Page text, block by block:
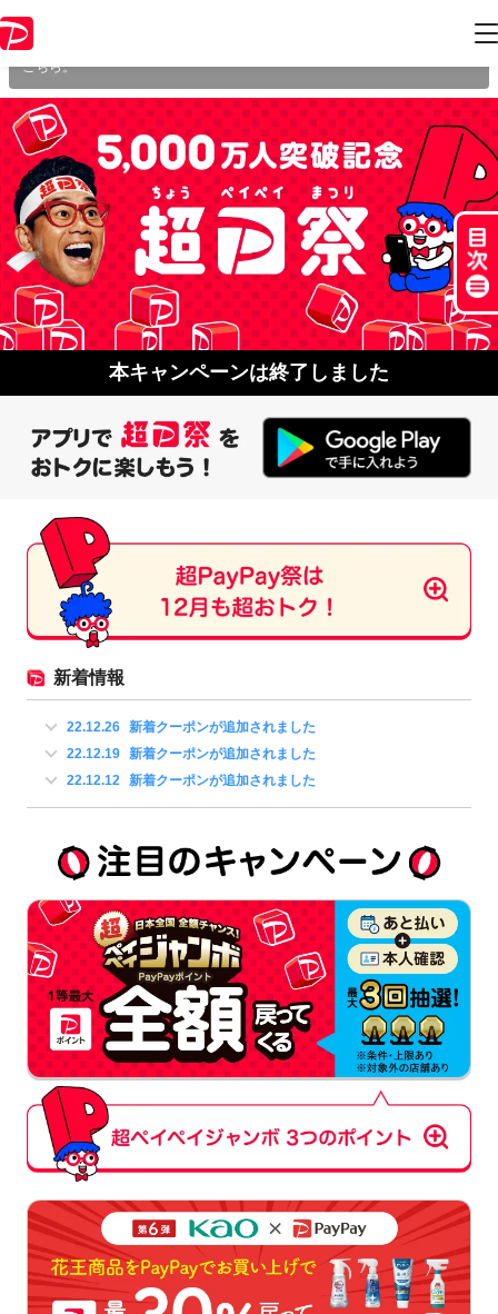
本キャンペーンは 2022年12月28日 23:59 に終了致しました。ページ内の情
報はキャンペーン終了時点のものになります。
こちら。
本キャンペーンは終了しました
新着情報
22.12.26 新着クーポンが追加されました
22.12.19 新着クーポンが追加されました
22.12.12
新着クーポンが追加されました